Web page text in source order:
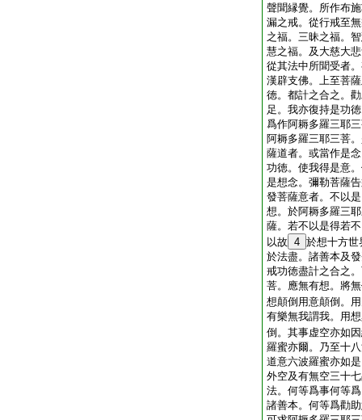
聲聞縁覺。所作布
漏之戒。從行戒至
之福。三昧之福。
慧之福。及大慈大
從其法中所聞受者
漢辟支佛。上至菩
徳。都計之合之。
足。我亦復持是功
爲作阿耨多羅三耶
阿耨多羅三耶三菩
薩道者。或當作是
功徳。使我得是意
是想念。彌勒菩薩
發菩薩意者。不以
想。於阿耨多羅三
薩。若不以是得若
以故 4 於想十方世
於法盡。諸善本及
戒功徳盡計之合之
菩。應無有想。將
想顛倒用意顛倒。
有樂無我謂我。用
倒。其事虚空亦如
羅蜜亦爾。乃至十
道意六波羅蜜亦如
外空及有無空三十
法。何等爲事何等
諸善本。何等爲勸